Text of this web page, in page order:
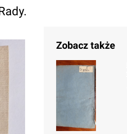
Zobacz także